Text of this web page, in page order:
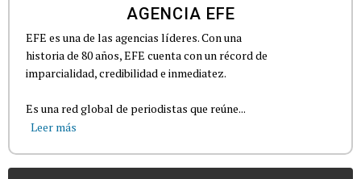
AGENCIA EFE
EFE es una de las agencias líderes. Con una
historia de 80 años, EFE cuenta con un récord de
imparcialidad, credibilidad e inmediatez.
Es una red global de periodistas que reúne...
Leer más